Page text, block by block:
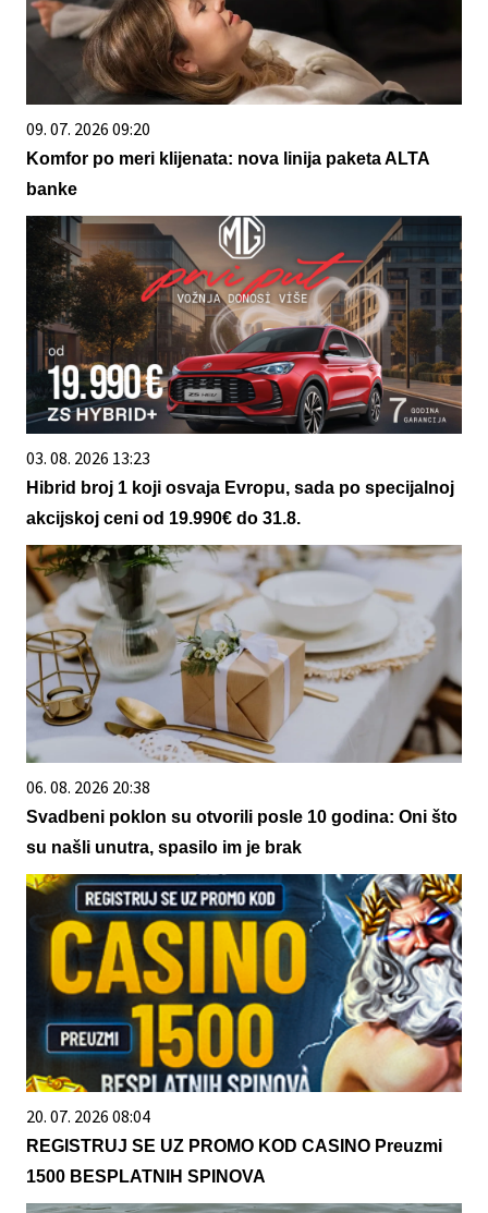
09. 07. 2026 09:20
Komfor po meri klijenata: nova linija paketa ALTA
banke
03. 08. 2026 13:23
Hibrid broj 1 koji osvaja Evropu, sada po specijalnoj
akcijskoj ceni od 19.990€ do 31.8.
06. 08. 2026 20:38
Svadbeni poklon su otvorili posle 10 godina: Oni što
su našli unutra, spasilo im je brak
20. 07. 2026 08:04
REGISTRUJ SE UZ PROMO KOD CASINO Preuzmi
1500 BESPLATNIH SPINOVA